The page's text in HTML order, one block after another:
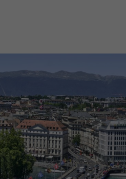
À PROPOS
Qui sommes-nous?
Notre mission
Bureau
Associations membres